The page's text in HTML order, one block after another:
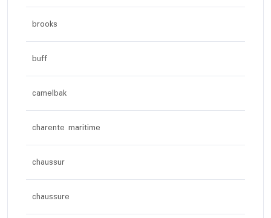
brooks
buff
camelbak
charente maritime
chaussur
chaussure